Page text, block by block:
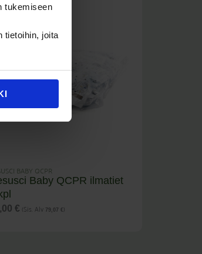
tukemiseen
tietoihin, joita
BABY QCPR
Baby QCPR ilmatiet
€ (Sis. Alv 79,07 € )